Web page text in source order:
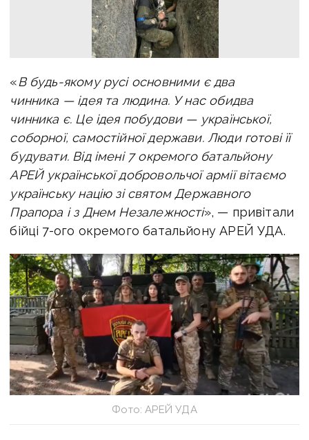
«В будь-якому русі основними є два
чинника — ідея та людина. У нас обидва
чинника є. Це ідея побудови — української,
соборної, самостійної держави. Люди готові її
будувати. Від імені 7 окремого батальйону
АРЕЙ української добровольчої армії вітаємо
українську націю зі святом Державного
Прапора і з Днем Незалежності», — привітали
бійці 7-ого окремого батальйону АРЕЙ УДА.
Фото: АРЕЙ УДА